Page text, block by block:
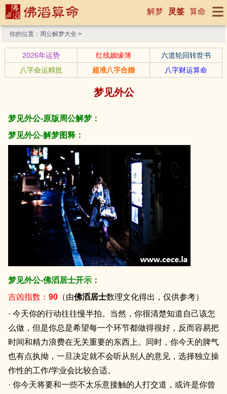
解梦 灵签 算命
你的位置： 周公解梦大全 >
2026年运势 红线姻缘簿
六道轮回转世书
八字命运精批
超准八字合婚 八字财运算命
梦见外公
梦见外公-原版周公解梦：
梦见外公-解梦图释：
梦见外公-佛滔居士开示：
吉凶指数： 90 （由佛滔居士数理文化得出，仅供参考）
· 今天你的行动往往慢半拍。当然，你很清楚知道自己该怎
么做，但是你总是希望每一个环节都做得很好，反而容易把
时间和精力浪费在无关重要的东西上。同时，你今天的脾气
也有点执拗，一旦决定就不会听从别人的意见，选择独立操
作性的工作/学业会比较合适。
· 你今天将要和一些不太乐意接触的人打交道，或许是你曾